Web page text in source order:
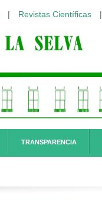
| Revistas Científicas |
TRANSPARENCIA